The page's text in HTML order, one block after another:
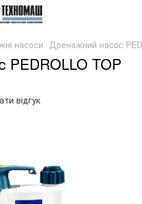
насоси Дренажний насос
TOP
відгук